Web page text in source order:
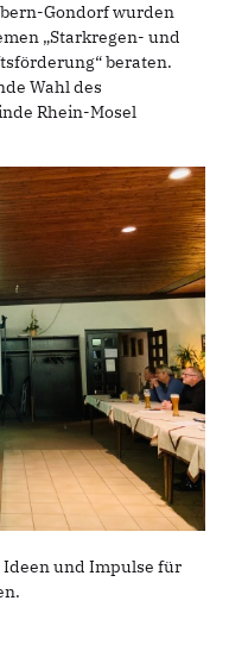
Gondorf wurden
„Starkregen- und
beraten.
Wahl des
Rhein-Mosel
Ideen und Impulse für